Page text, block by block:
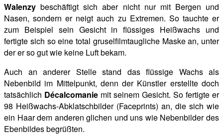
Walenzy beschäftigt sich aber nicht nur mit Bergen und
Nasen, sondern er neigt auch zu Extremen. So tauchte er
zum Beispiel sein Gesicht in flüssiges Heißwachs und
fertigte sich so eine total gruselfilmtaugliche Maske an, unter
der er so gut wie keine Luft bekam.
Auch an anderer Stelle stand das flüssige Wachs als
Nebenbild im Mittelpunkt, denn der Künstler erstellte doch
tatsächlich Décalcomanie mit seinem Gesicht. So fertigte er
98 Heißwachs-Abklatschbilder (Faceprints) an, die sich wie
ein Haar dem anderen glichen und uns wie Nebenbilder des
Ebenbildes begrüßten.